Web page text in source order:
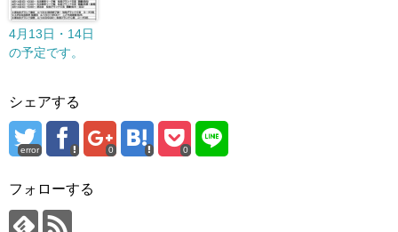
4月13日・14日
の予定です。
シェアする
error 0 0
フォローする